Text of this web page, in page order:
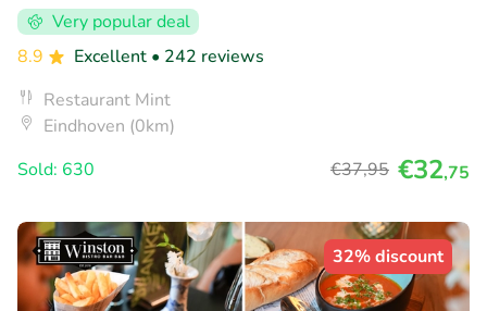
Very popular deal
8.9
Excellent • 242 reviews
Restaurant Mint
Eindhoven (0km)
Sold: 630
€37,95 €32,75
32% discount